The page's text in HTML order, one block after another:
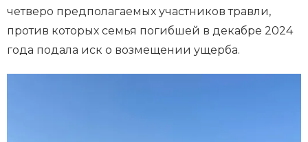
четверо предполагаемых участников травли,
против которых семья погибшей в декабре 2024
года подала иск о возмещении ущерба.